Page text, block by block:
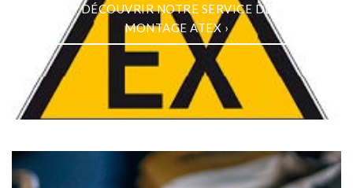
DÉCOUVRIR NOTRE SERVICE DE
MONTAGE ATEX ›